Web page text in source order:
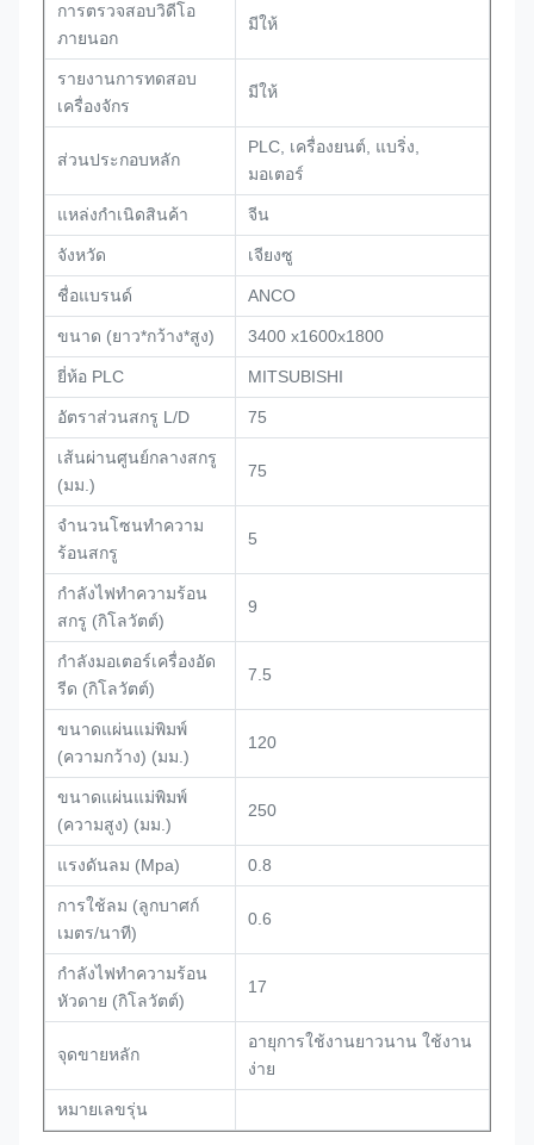
การตรวจสอบวิดีโอ
ภายนอก
มีให้
รายงานการทดสอบ
เครื่องจักร
มีให้
ส่วนประกอบหลัก
PLC, เครื่องยนต์, แบริ่ง,
มอเตอร์
แหล่งกำเนิดสินค้า จีน
จังหวัด เจียงซู
ชื่อแบรนด์ ANCO
ขนาด (ยาว*กว้าง*สูง) 3400 x1600x1800
ยี่ห้อ PLC MITSUBISHI
อัตราส่วนสกรู L/D 75
เส้นผ่านศูนย์กลางสกรู
(มม.)
75
จำนวนโซนทำความ
ร้อนสกรู
5
กำลังไฟทำความร้อน
สกรู (กิโลวัตต์)
9
กำลังมอเตอร์เครื่องอัด
รีด (กิโลวัตต์)
7.5
ขนาดแผ่นแม่พิมพ์
(ความกว้าง) (มม.)
120
ขนาดแผ่นแม่พิมพ์
(ความสูง) (มม.)
250
แรงดันลม (Mpa) 0.8
การใช้ลม (ลูกบาศก์
เมตร/นาที)
0.6
กำลังไฟทำความร้อน
หัวดาย (กิโลวัตต์)
17
จุดขายหลัก
อายุการใช้งานยาวนาน ใช้งาน
ง่าย
หมายเลขรุ่น